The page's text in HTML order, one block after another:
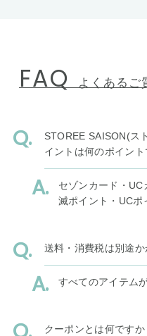
FAQ よくあるご
STOREE SAISON(ス
イントは何のポイント
セゾンカード・
滅ポイント・UCポ
送料・消費税は別途か
すべてのアイテム
クーポンとは何ですか